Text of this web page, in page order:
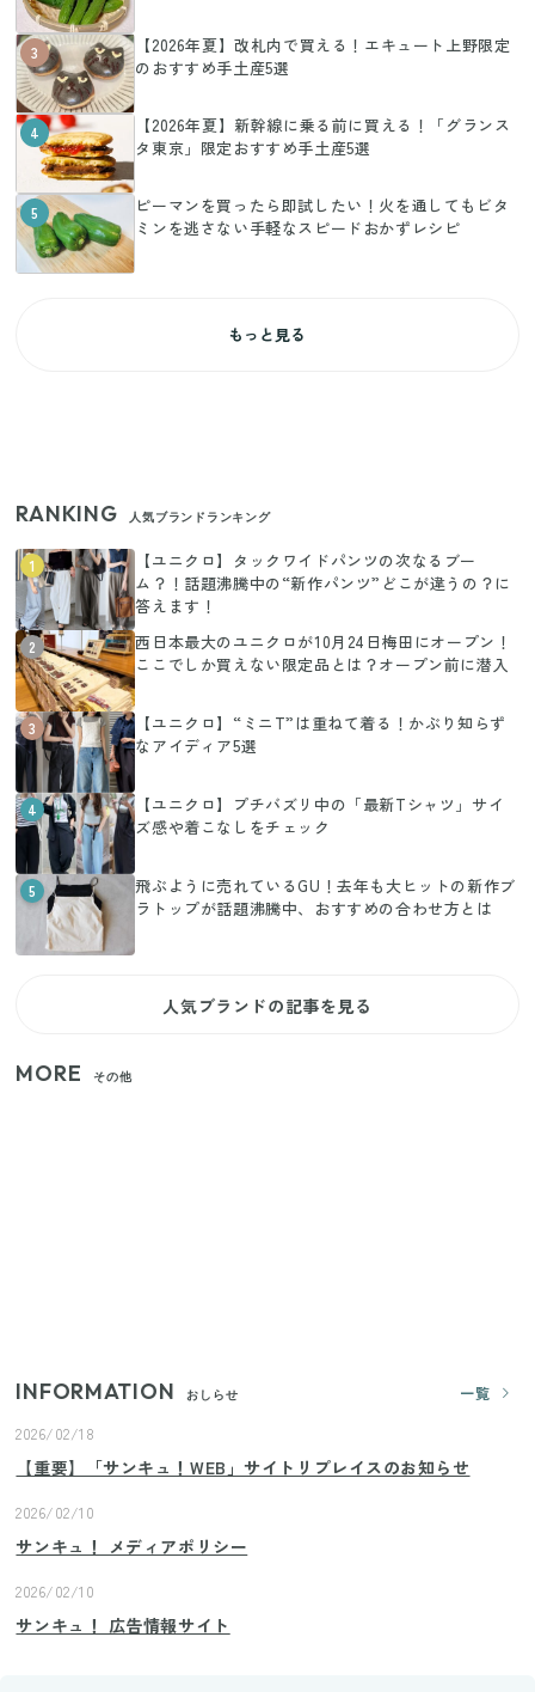
3
【2026年夏】改札内で買える！エキュート上野限定
のおすすめ手土産5選
4
【2026年夏】新幹線に乗る前に買える！「グランス
タ東京」限定おすすめ手土産5選
5
ピーマンを買ったら即試したい！火を通してもビタ
ミンを逃さない手軽なスピードおかずレシピ
もっと見る
RANKING 人気ブランドランキング
1
【ユニクロ】タックワイドパンツの次なるブー
ム？！話題沸騰中の“新作パンツ”どこが違うの？に
答えます！
2
西日本最大のユニクロが10月24日梅田にオープン！
ここでしか買えない限定品とは？オープン前に潜入
3
【ユニクロ】“ミニT”は重ねて着る！かぶり知らず
なアイディア5選
4
【ユニクロ】プチバズリ中の「最新Tシャツ」サイ
ズ感や着こなしをチェック
5
飛ぶように売れているGU！去年も大ヒットの新作ブ
ラトップが話題沸騰中、おすすめの合わせ方とは
人気ブランドの記事を見る
MORE その他
INFORMATION おしらせ
一覧
2026/02/18
【重要】「サンキュ！WEB」サイトリプレイスのお知らせ
2026/02/10
サンキュ！ メディアポリシー
2026/02/10
サンキュ！ 広告情報サイト